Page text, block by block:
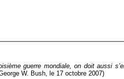
guerre mondiale, on doit aussi
W. Bush, le 17 octobre 2007)